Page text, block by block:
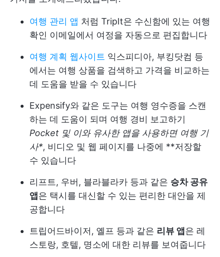
여행 관리 앱 처럼 TripIt은 수신함에 있는 여행
확인 이메일에서 여정을 자동으로 편집합니다
여행 계획 웹사이트 익스피디아, 부킹닷컴 등
에서는 여행 상품을 검색하고 가격을 비교하는
데 도움을 받을 수 있습니다
Expensify와 같은 도구는 여행 영수증을 스캔
하는 데 도움이 되며 여행 경비 보고하기
Pocket 및 이와 유사한 앱을 사용하면 여행 기
사*, 비디오 및 웹 페이지를 나중에 **저장할
수 있습니다
리프트, 우버, 블라블라카 등과 같은 승차 공유
앱은 택시를 대신할 수 있는 편리한 대안을 제
공합니다
트립어드바이저, 옐프 등과 같은 리뷰 앱은 레
스토랑, 호텔, 명소에 대한 리뷰를 보여줍니다